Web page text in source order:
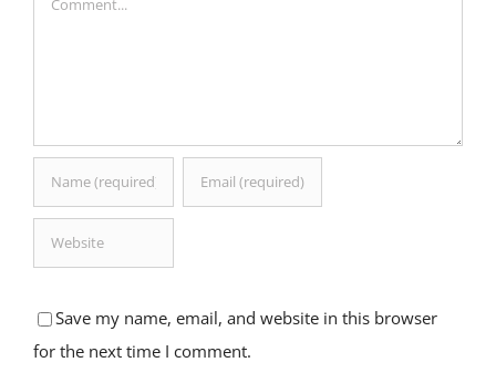
Save my name, email, and website in this browser
for the next time I comment.